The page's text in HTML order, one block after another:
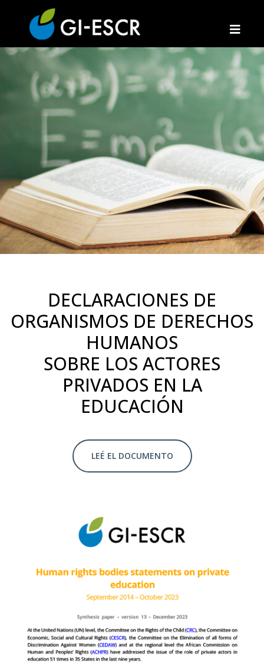
DECLARACIONES DE
ORGANISMOS DE DERECHOS
HUMANOS
SOBRE LOS ACTORES
PRIVADOS EN LA
EDUCACIÓN
LEÉ EL DOCUMENTO